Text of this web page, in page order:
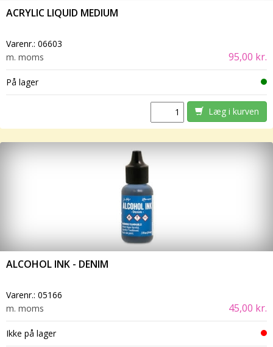
ACRYLIC LIQUID MEDIUM
Varenr.: 06603
m. moms
95,00 kr.
På lager
Læg i kurven
ALCOHOL INK - DENIM
Varenr.: 05166
m. moms
45,00 kr.
Ikke på lager